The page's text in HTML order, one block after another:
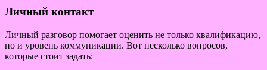
Личный контакт
Личный разговор помогает оценить не только квалификацию,
но и уровень коммуникации. Вот несколько вопросов,
которые стоит задать: